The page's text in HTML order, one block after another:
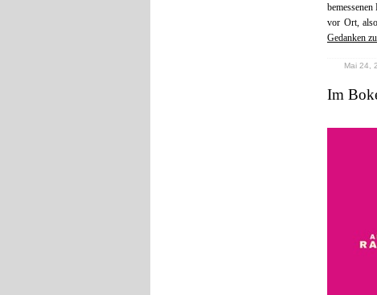
vor Ort,
Gedanken
Mai 24,
Im